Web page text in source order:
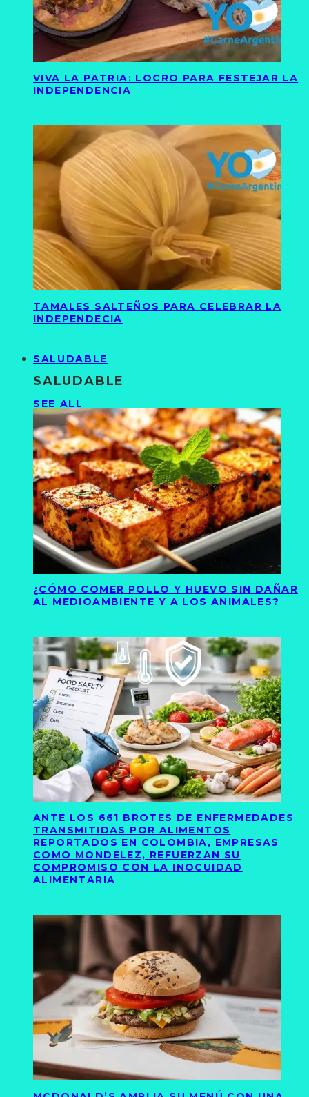
VIVA LA PATRIA: LOCRO PARA FESTEJAR LA
INDEPENDENCIA
TAMALES SALTEÑOS PARA CELEBRAR LA
INDEPENDECIA
SALUDABLE
SALUDABLE
SEE ALL
¿CÓMO COMER POLLO Y HUEVO SIN DAÑAR
AL MEDIOAMBIENTE Y A LOS ANIMALES?
ANTE LOS 661 BROTES DE ENFERMEDADES
TRANSMITIDAS POR ALIMENTOS
REPORTADOS EN COLOMBIA, EMPRESAS
COMO MONDELEZ, REFUERZAN SU
COMPROMISO CON LA INOCUIDAD
ALIMENTARIA